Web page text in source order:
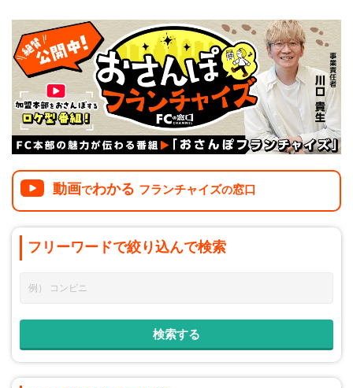
サービス業
無店舗系
小売業
介護・福祉業
海外FC本部
インターン独立・社員募集
301万円～500万円
501万円～1000万円
1001万円以上
東北
甲信越・北陸
関東
東海
近畿
総合ランキング
介護
塾
飲食
リペアクリーニング
100万以下で開業
夫婦で開業
説明会
イベント
お役立ち情報コラム
会員登録 ログイン
動画でわかる フランチャイズの窓口
フリーワードで絞り込んで検索